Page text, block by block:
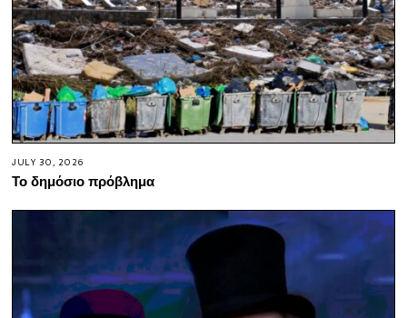
JULY 30, 2026
Το δημόσιο πρόβλημα